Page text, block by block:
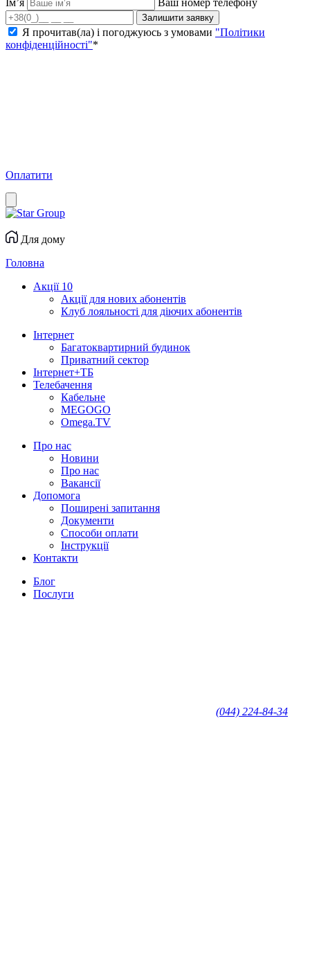
Ім’я Ваш номер телефону
Залишити заявку
Я прочитав(ла) і погоджуюсь з умовами "Політики
конфіденційності"*
Оплатити
Для дому
Головна
Акції 10
Акції для нових абонентів
Клуб лояльності для діючих абонентів
Інтернет
Багатоквартирний будинок
Приватний сектор
Інтернет+ТБ
Телебачення
Кабельне
MEGOGO
Omega.TV
Про нас
Новини
Про нас
Вакансії
Допомога
Поширені запитання
Документи
Способи оплати
Інструкції
Контакти
Блог
Послуги
(044) 224-84-34